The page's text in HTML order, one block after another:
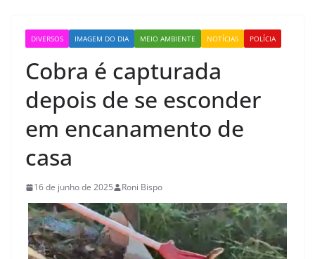
DIVERSOS IMAGEM DO DIA MEIO AMBIENTE NOTÍCIAS POLÍCIA
Cobra é capturada
depois de se esconder
em encanamento de
casa
16 de junho de 2025 Roni Bispo